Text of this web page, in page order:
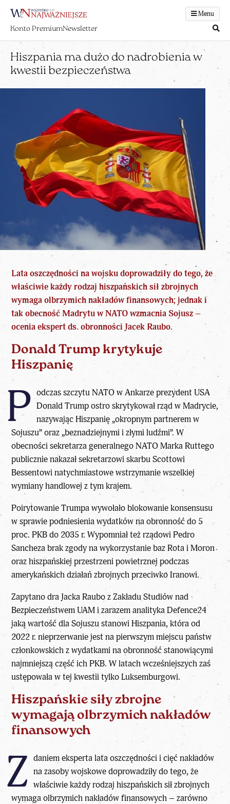
Menu
Konto PremiumNewsletter
Hiszpania ma dużo do nadrobienia w
kwestii bezpieczeństwa
Lata oszczędności na wojsku doprowadziły do tego, że
właściwie każdy rodzajhiszpańskichsił zbrojnych
wymaga olbrzymich nakładów finansowych; jednak i
tak obecność Madrytuw NATO wzmacnia Sojusz –
ocenia ekspert ds. obronności Jacek Raubo.
Donald Trump krytykuje
Hiszpanię
P odczas szczytu NATO w Ankarze prezydent USA
Donald Trump ostro skrytykował rząd w Madrycie,
nazywającHiszpanię„okropnym partnerem w
Sojuszu” oraz „beznadziejnymi i złymi ludźmi”. W
obecności sekretarza generalnego NATO Marka Ruttego
publicznie nakazał sekretarzowi skarbu Scottowi
Bessentowi natychmiastowe wstrzymanie wszelkiej
wymiany handlowej z tym krajem.
Poirytowanie Trumpa wywołało blokowanie konsensusu
w sprawie podniesienia wydatków na obronność do 5
proc. PKB do 2035 r. Wypomniał też rządowi Pedro
Sancheza brak zgody na wykorzystanie baz Rota i Moron
oraz hiszpańskiej przestrzeni powietrznej podczas
amerykańskich działań zbrojnych przeciwko Iranowi.
Zapytano dra Jacka Raubo z Zakładu Studiów nad
Bezpieczeństwem UAM i zarazem analityka Defence24
jaką wartość dla Sojuszu stanowi Hiszpania, która od
2022 r. nieprzerwanie jest na pierwszym miejscu państw
członkowskich z wydatkami na obronność stanowiącymi
najmniejszą część ich PKB. W latach wcześniejszych zaś
ustępowała w tej kwestii tylko Luksemburgowi.
Hiszpańskie siły zbrojne
wymagają olbrzymich nakładów
finansowych
Z daniem eksperta lata oszczędności i cięć nakładów
na zasoby wojskowe doprowadziły do tego, że
właściwie każdy rodzaj hiszpańskich sił zbrojnych
wymaga olbrzymich nakładów finansowych – zarówno